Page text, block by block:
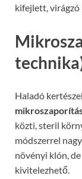
kifejlett, virágzó
Haladó
közti, steril
módszerrel
növényi klón,
kivitelezhető.